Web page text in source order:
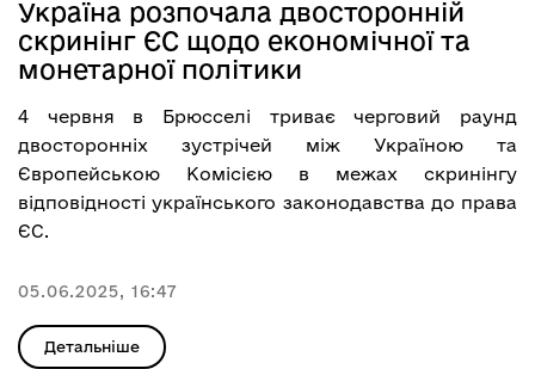
Україна розпочала двосторонній
скринінг ЄС щодо економічної та
монетарної політики
4 червня в Брюсселі триває черговий раунд
двосторонніх зустрічей між Україною та
Європейською Комісією в межах скринінгу
відповідності українського законодавства до права
ЄС.
05.06.2025, 16:47
Детальніше